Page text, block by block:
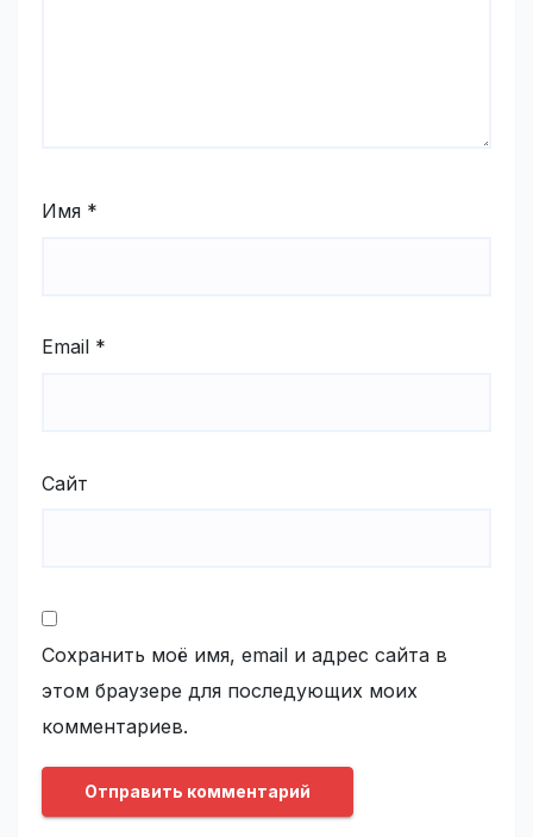
Имя *
Email *
Сайт
Сохранить моё имя, email и адрес сайта в
этом браузере для последующих моих
комментариев.